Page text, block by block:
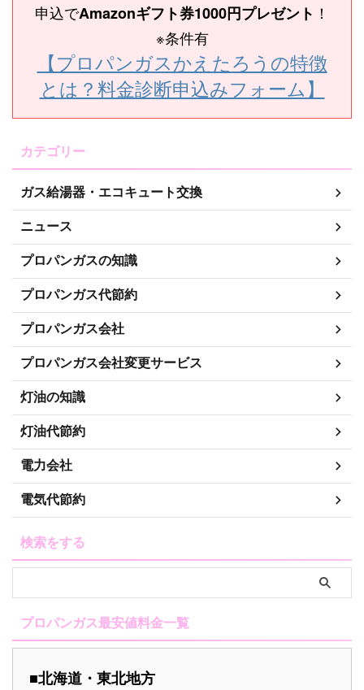
申込でAmazonギフト券1000円プレゼント ！
※条件有
【プロパンガスかえたろうの特徴
とは？料金診断申込みフォーム】
カテゴリー
ガス給湯器・エコキュート交換
ニュース
プロパンガスの知識
プロパンガス代節約
プロパンガス会社
プロパンガス会社変更サービス
灯油の知識
灯油代節約
電力会社
電気代節約
検索をする
プロパンガス最安値料金一覧
■北海道・東北地方